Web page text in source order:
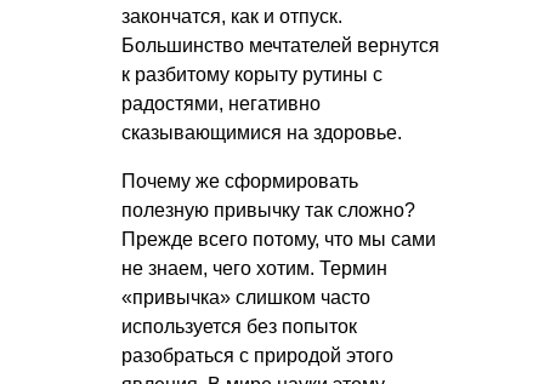
закончатся, как и отпуск.
Большинство мечтателей вернутся
к разбитому корыту рутины с
радостями, негативно
сказывающимися на здоровье.
Почему же сформировать
полезную привычку так сложно?
Прежде всего потому, что мы сами
не знаем, чего хотим. Термин
«привычка» слишком часто
используется без попыток
разобраться с природой этого